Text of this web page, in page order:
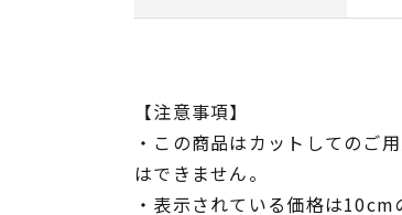
【注意事項】
・この商品はカットしてのご
はできません。
・表示されている価格は10cm